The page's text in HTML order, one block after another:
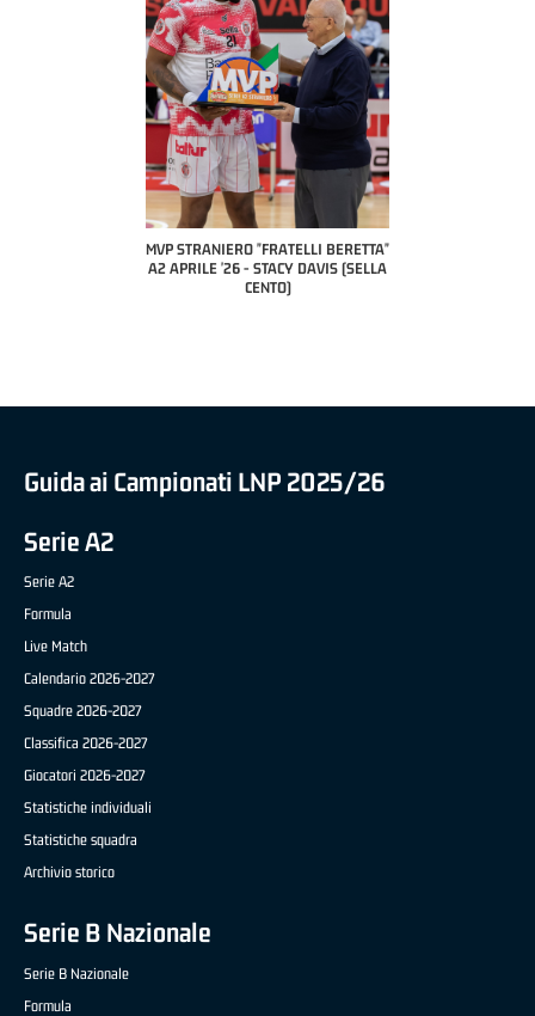
"FRATELLI BERETTA"
- STACY DAVIS (SELLA
MVP "FRATELLI BERETTA" SAMUEL
DILAS B NAZIONALE APRILE '26 -
MARCO RESTELLI (TAV TREVIGLIO
Guida ai Campionati LNP 2025/26
Serie A2
Serie A2
Formula
Live Match
Calendario 2026-2027
Squadre 2026-2027
Classifica 2026-2027
Giocatori 2026-2027
Statistiche individuali
Statistiche squadra
Archivio storico
Serie B Nazionale
Serie B Nazionale
Formula